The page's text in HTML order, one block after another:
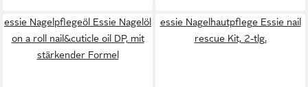
essie Nagelpflegeöl Essie Nagelöl
on a roll nail&cuticle oil DP, mit
stärkender Formel
essie Nagelhautpflege Essie nail
rescue Kit, 2-tlg.